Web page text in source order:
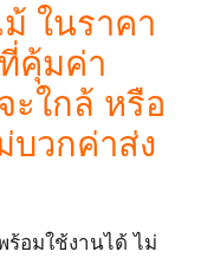
ในราคา
คุ้มค่า
ะใกล้ หรือ
บวกค่าส่ง
อมใช้งานได้ ไม่